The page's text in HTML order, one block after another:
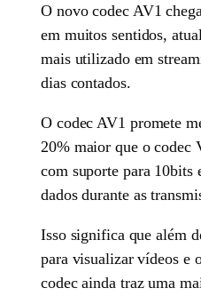
O novo codec AV1
em muitos sentidos,
mais utilizado em
dias contados.
O codec AV1 promete
20% maior que o codec
com suporte para 10bits
dados durante as
Isso significa que além
para visualizar vídeos e
codec ainda traz uma